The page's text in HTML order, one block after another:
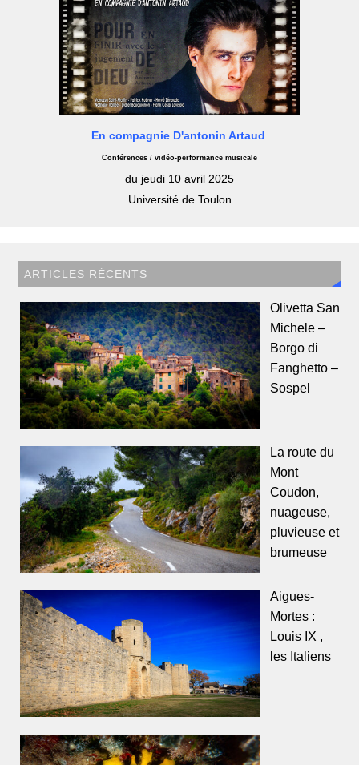
En compagnie D'antonin Artaud
Conférences / vidéo-performance musicale
du jeudi 10 avril 2025
Université de Toulon
ARTICLES RÉCENTS
Olivetta San
Michele –
Borgo di
Fanghetto –
Sospel
La route du
Mont
Coudon,
nuageuse,
pluvieuse et
brumeuse
Aigues-
Mortes :
Louis IX ,
les Italiens